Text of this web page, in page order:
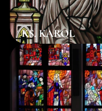
KS. KAROL
ks. Karol Nowak